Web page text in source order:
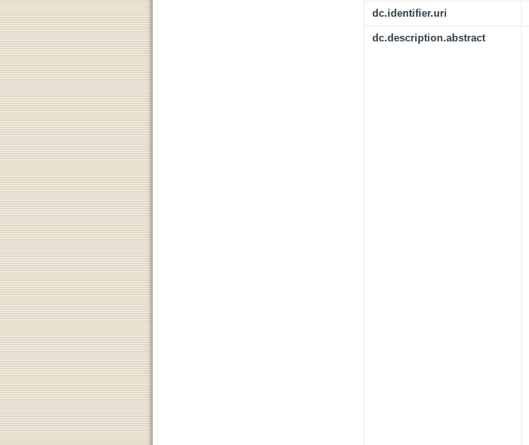
dc.identifier.uri
dc.description.abstract